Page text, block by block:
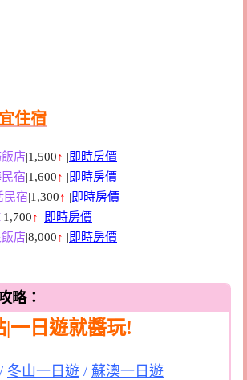
住宿
店|1,500↑ |即時房價
宿|1,600↑ |即時房價
民宿|1,300↑ |即時房價
|1,700↑ |即時房價
店|8,000↑ |即時房價
略：
|一日遊就醬玩!
/ 冬山一日遊 / 蘇澳一日遊